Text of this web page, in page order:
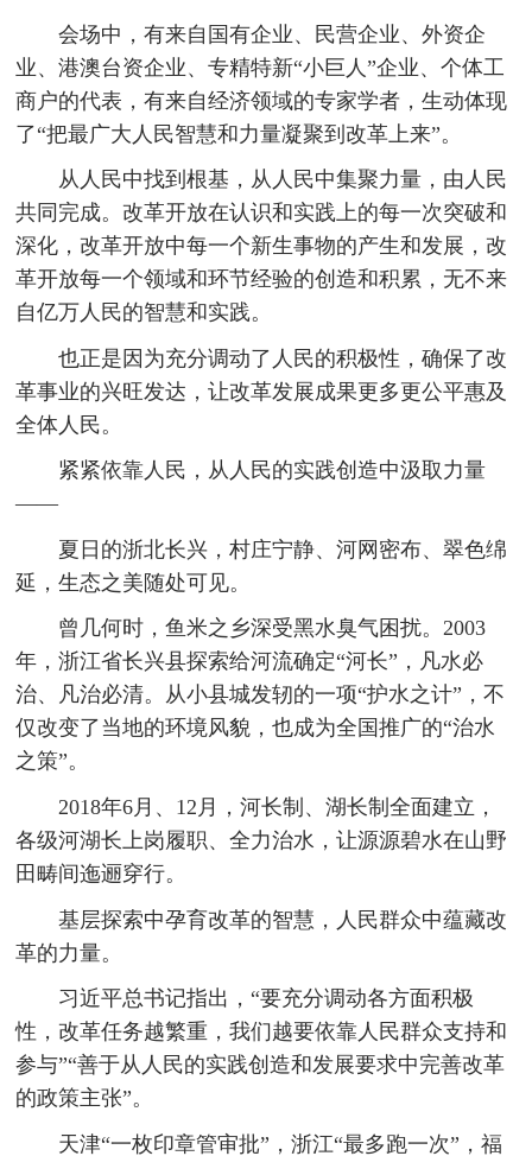
会场中，有来自国有企业、民营企业、外资企
业、港澳台资企业、专精特新“小巨人”企业、个体工
商户的代表，有来自经济领域的专家学者，生动体现
了“把最广大人民智慧和力量凝聚到改革上来”。
从人民中找到根基，从人民中集聚力量，由人民
共同完成。改革开放在认识和实践上的每一次突破和
深化，改革开放中每一个新生事物的产生和发展，改
革开放每一个领域和环节经验的创造和积累，无不来
自亿万人民的智慧和实践。
也正是因为充分调动了人民的积极性，确保了改
革事业的兴旺发达，让改革发展成果更多更公平惠及
全体人民。
紧紧依靠人民，从人民的实践创造中汲取力量
——
夏日的浙北长兴，村庄宁静、河网密布、翠色绵
延，生态之美随处可见。
曾几何时，鱼米之乡深受黑水臭气困扰。2003
年，浙江省长兴县探索给河流确定“河长”，凡水必
治、凡治必清。从小县城发轫的一项“护水之计”，不
仅改变了当地的环境风貌，也成为全国推广的“治水
之策”。
2018年6月、12月，河长制、湖长制全面建立，
各级河湖长上岗履职、全力治水，让源源碧水在山野
田畴间迤逦穿行。
基层探索中孕育改革的智慧，人民群众中蕴藏改
革的力量。
习近平总书记指出，“要充分调动各方面积极
性，改革任务越繁重，我们越要依靠人民群众支持和
参与”“善于从人民的实践创造和发展要求中完善改革
的政策主张”。
天津“一枚印章管审批”，浙江“最多跑一次”，福